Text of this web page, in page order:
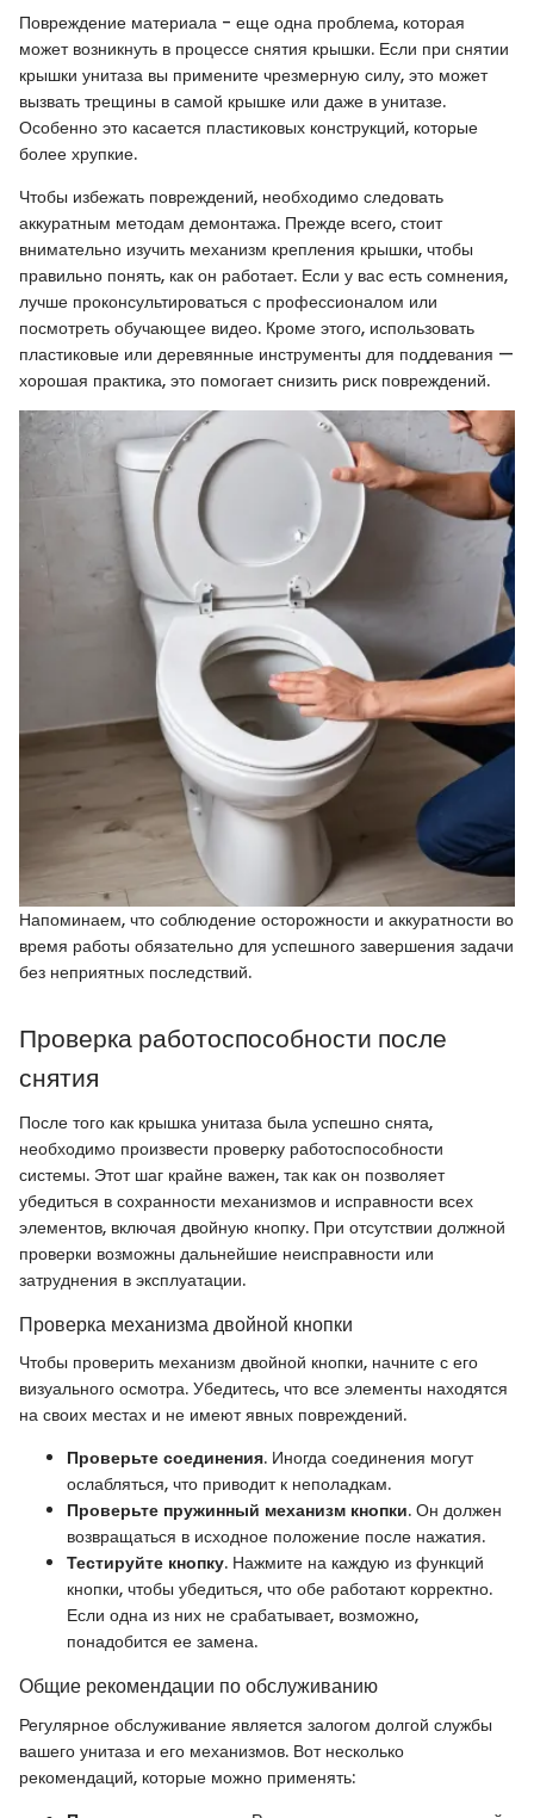
Повреждение материала - еще одна проблема, которая
может возникнуть в процессе снятия крышки. Если при снятии
крышки унитаза вы примените чрезмерную силу, это может
вызвать трещины в самой крышке или даже в унитазе.
Особенно это касается пластиковых конструкций, которые
более хрупкие.
Чтобы избежать повреждений, необходимо следовать
аккуратным методам демонтажа. Прежде всего, стоит
внимательно изучить механизм крепления крышки, чтобы
правильно понять, как он работает. Если у вас есть сомнения,
лучше проконсультироваться с профессионалом или
посмотреть обучающее видео. Кроме этого, использовать
пластиковые или деревянные инструменты для поддевания —
хорошая практика, это помогает снизить риск повреждений.
Напоминаем, что соблюдение осторожности и аккуратности во
время работы обязательно для успешного завершения задачи
без неприятных последствий.
Проверка работоспособности после
снятия
После того как крышка унитаза была успешно снята,
необходимо произвести проверку работоспособности
системы. Этот шаг крайне важен, так как он позволяет
убедиться в сохранности механизмов и исправности всех
элементов, включая двойную кнопку. При отсутствии должной
проверки возможны дальнейшие неисправности или
затруднения в эксплуатации.
Проверка механизма двойной кнопки
Чтобы проверить механизм двойной кнопки, начните с его
визуального осмотра. Убедитесь, что все элементы находятся
на своих местах и не имеют явных повреждений.
Проверьте соединения. Иногда соединения могут
ослабляться, что приводит к неполадкам.
Проверьте пружинный механизм кнопки. Он должен
возвращаться в исходное положение после нажатия.
Тестируйте кнопку. Нажмите на каждую из функций
кнопки, чтобы убедиться, что обе работают корректно.
Если одна из них не срабатывает, возможно,
понадобится ее замена.
Общие рекомендации по обслуживанию
Регулярное обслуживание является залогом долгой службы
вашего унитаза и его механизмов. Вот несколько
рекомендаций, которые можно применять: